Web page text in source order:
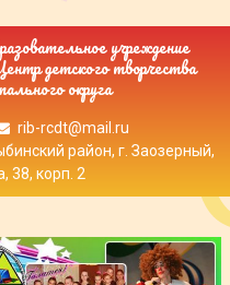
учреждение
детского творчества
округа
rib-rcdt@mail.ru
район, г. Заозерный,
38, корп. 2